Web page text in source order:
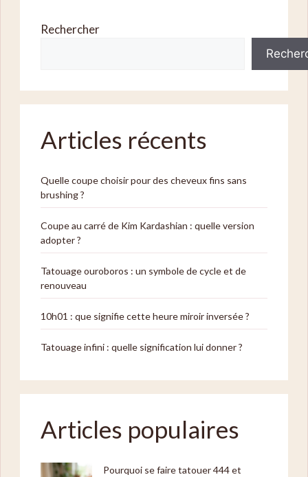
Rechercher
Articles récents
Quelle coupe choisir pour des cheveux fins sans
brushing ?
Coupe au carré de Kim Kardashian : quelle version
adopter ?
Tatouage ouroboros : un symbole de cycle et de
renouveau
10h01 : que signifie cette heure miroir inversée ?
Tatouage infini : quelle signification lui donner ?
Articles populaires
Pourquoi se faire tatouer 444 et